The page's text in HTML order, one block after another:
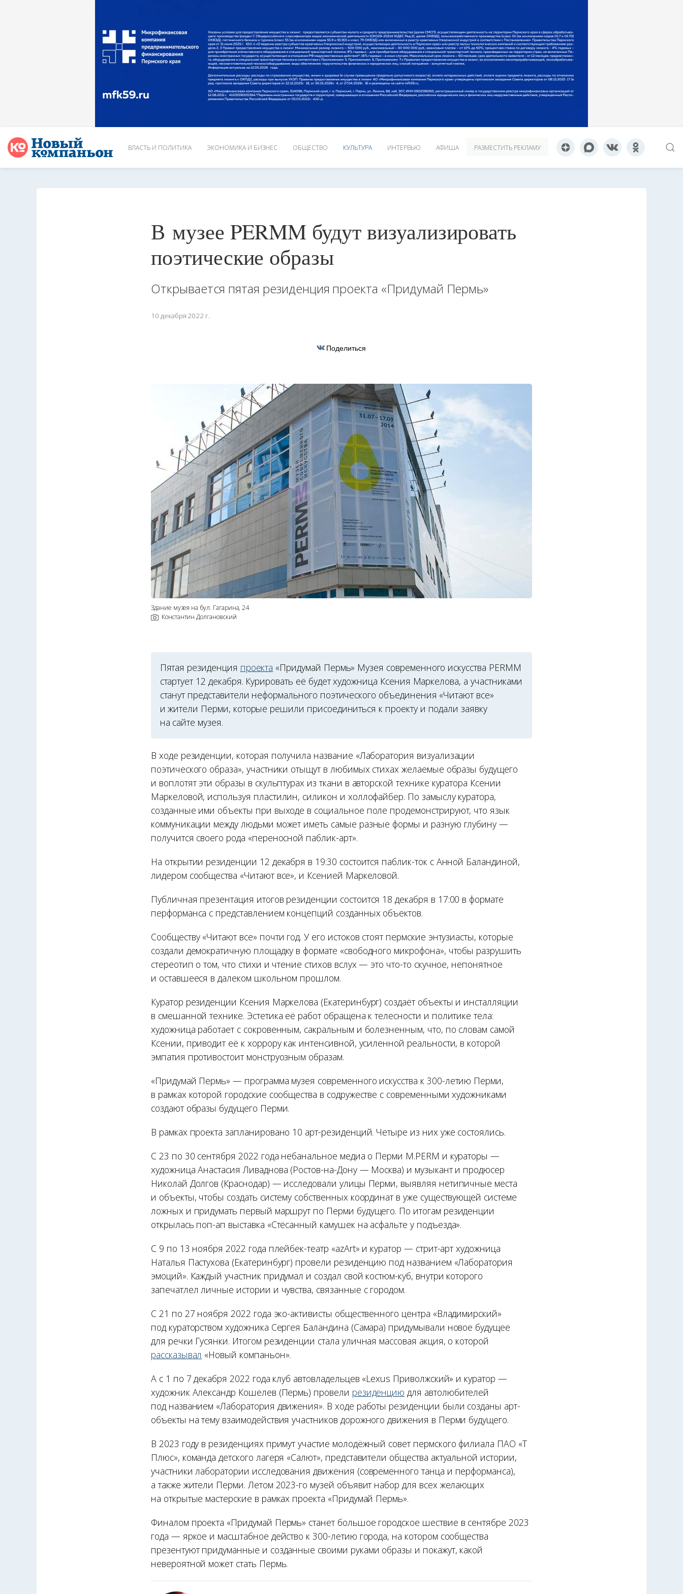
ВЛАСТЬ И ПОЛИТИКА ЭКОНОМИКА И БИЗНЕС ОБЩЕСТВО КУЛЬТУРА ИНТЕРВЬЮ АФИША РАЗМЕСТИТЬ РЕКЛАМУ
В музее PERMM будут визуализировать
поэтические образы
Открывается пятая резиденция проекта «Придумай Пермь»
10 декабря 2022 г.
Поделиться
Здание музея на бул. Гагарина, 24
Константин Долгановский
Пятая резиденция проекта «Придумай Пермь» Музея современного искусства PERMM
стартует 12 декабря. Курировать её будет художница Ксения Маркелова, а участниками
станут представители неформального поэтического объединения «Читают все»
и жители Перми, которые решили присоединиться к проекту и подали заявку
на сайте музея.
В ходе резиденции, которая получила название «Лаборатория визуализации
поэтического образа», участники отыщут в любимых стихах желаемые образы будущего
и воплотят эти образы в скульптурах из ткани в авторской технике куратора Ксении
Маркеловой, используя пластилин, силикон и холлофайбер. По замыслу куратора,
созданные ими объекты при выходе в социальное поле продемонстрируют, что язык
коммуникации между людьми может иметь самые разные формы и разную глубину —
получится своего рода «переносной паблик-арт».
На открытии резиденции 12 декабря в 19:30 состоится паблик-ток с Анной Баландиной,
лидером сообщества «Читают все», и Ксенией Маркеловой.
Публичная презентация итогов резиденции состоится 18 декабря в 17:00 в формате
перформанса с представлением концепций созданных объектов.
Сообществу «Читают все» почти год. У его истоков стоят пермские энтузиасты, которые
создали демократичную площадку в формате «свободного микрофона», чтобы разрушить
стереотип о том, что стихи и чтение стихов вслух — это что-то скучное, непонятное
и оставшееся в далеком школьном прошлом.
Куратор резиденции Ксения Маркелова (Екатеринбург) создаёт объекты и инсталляции
в смешанной технике. Эстетика её работ обращена к телесности и политике тела:
художница работает с сокровенным, сакральным и болезненным, что, по словам самой
Ксении, приводит её к хоррору как интенсивной, усиленной реальности, в которой
эмпатия противостоит монструозным образам.
«Придумай Пермь» — программа музея современного искусства к 300-летию Перми,
в рамках которой городские сообщества в содружестве с современными художниками
создают образы будущего Перми.
В рамках проекта запланировано 10 арт-резиденций. Четыре из них уже состоялись.
С 23 по 30 сентября 2022 года небанальное медиа о Перми M.PERM и кураторы —
художница Анастасия Ливаднова (Ростов-на-Дону — Москва) и музыкант и продюсер
Николай Долгов (Краснодар) — исследовали улицы Перми, выявляя нетипичные места
и объекты, чтобы создать систему собственных координат в уже существующей системе
ложных и придумать первый маршрут по Перми будущего. По итогам резиденции
открылась поп-ап выставка «Стёсанный камушек на асфальте у подъезда».
С 9 по 13 ноября 2022 года плейбек-театр «azArt» и куратор — стрит-арт художница
Наталья Пастухова (Екатеринбург) провели резиденцию под названием «Лаборатория
эмоций». Каждый участник придумал и создал свой костюм-куб, внутри которого
запечатлел личные истории и чувства, связанные с городом.
С 21 по 27 ноября 2022 года эко-активисты общественного центра «Владимирский»
под кураторством художника Сергея Баландина (Самара) придумывали новое будущее
для речки Гусянки. Итогом резиденции стала уличная массовая акция, о которой
рассказывал «Новый компаньон».
А с 1 по 7 декабря 2022 года клуб автовладельцев «Lexus Приволжский» и куратор —
художник Александр Кошелев (Пермь) провели резиденцию для автолюбителей
под названием «Лаборатория движения». В ходе работы резиденции были созданы арт-
объекты на тему взаимодействия участников дорожного движения в Перми будущего.
В 2023 году в резиденциях примут участие молодёжный совет пермского филиала ПАО «Т
Плюс», команда детского лагеря «Салют», представители общества актуальной истории,
участники лаборатории исследования движения (современного танца и перформанса),
а также жители Перми. Летом 2023-го музей объявит набор для всех желающих
на открытые мастерские в рамках проекта «Придумай Пермь».
Финалом проекта «Придумай Пермь» станет большое городское шествие в сентябре 2023
года — яркое и масштабное действо к 300-летию города, на котором сообщества
презентуют придуманные и созданные своими руками образы и покажут, какой
невероятной может стать Пермь.